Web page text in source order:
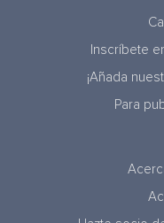
Inscríbete
¡Añada
Para